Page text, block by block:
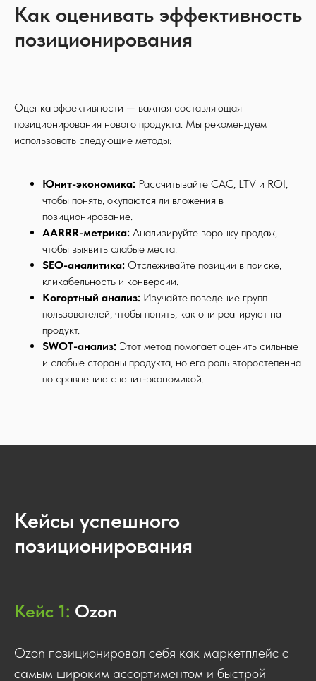
Как оценивать эффективность
позиционирования
Оценка эффективности — важная составляющая
позиционирования нового продукта. Мы рекомендуем
использовать следующие методы:
Юнит-экономика: Рассчитывайте CAC, LTV и ROI,
чтобы понять, окупаются ли вложения в
позиционирование.
AARRR-метрика: Анализируйте воронку продаж,
чтобы выявить слабые места.
SEO-аналитика: Отслеживайте позиции в поиске,
кликабельность и конверсии.
Когортный анализ: Изучайте поведение групп
пользователей, чтобы понять, как они реагируют на
продукт.
SWOT-анализ: Этот метод помогает оценить сильные
и слабые стороны продукта, но его роль второстепенна
по сравнению с юнит-экономикой.
Кейсы успешного
позиционирования
Кейс 1: Ozon
Ozon позиционировал себя как маркетплейс с
самым широким ассортиментом и быстрой